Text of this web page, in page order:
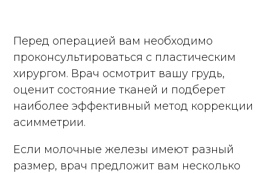
Перед операцией вам необходимо
проконсультироваться с пластическим
хирургом. Врач осмотрит вашу грудь,
оценит состояние тканей и подберет
наиболее эффективный метод коррекции
асимметрии.
Если молочные железы имеют разный
размер, врач предложит вам несколько